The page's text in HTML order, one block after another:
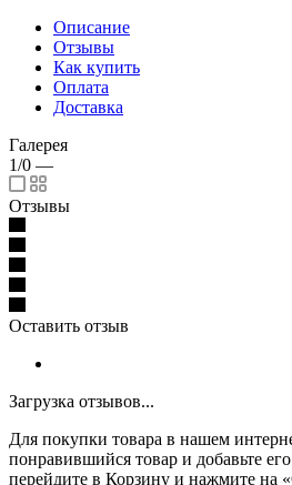
Описание
Отзывы
Как купить
Оплата
Доставка
Галерея
1/0 —
Отзывы
Оставить отзыв
Загрузка отзывов...
Для покупки товара в нашем
понравившийся товар и добавьте
перейдите в Корзину и нажмите на